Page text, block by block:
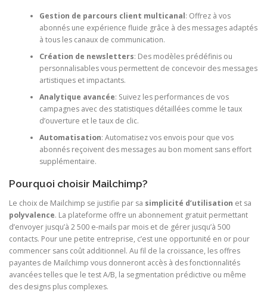
Gestion de parcours client multicanal: Offrez à vos
abonnés une expérience fluide grâce à des messages adaptés
à tous les canaux de communication.
Création de newsletters: Des modèles prédéfinis ou
personnalisables vous permettent de concevoir des messages
artistiques et impactants.
Analytique avancée: Suivez les performances de vos
campagnes avec des statistiques détaillées comme le taux
d’ouverture et le taux de clic.
Automatisation: Automatisez vos envois pour que vos
abonnés reçoivent des messages au bon moment sans effort
supplémentaire.
Pourquoi choisir Mailchimp?
Le choix de Mailchimp se justifie par sa simplicité d’utilisation et sa
polyvalence. La plateforme offre un abonnement gratuit permettant
d’envoyer jusqu’à 2 500 e-mails par mois et de gérer jusqu’à 500
contacts. Pour une petite entreprise, c’est une opportunité en or pour
commencer sans coût additionnel. Au fil de la croissance, les offres
payantes de Mailchimp vous donneront accès à des fonctionnalités
avancées telles que le test A/B, la segmentation prédictive ou même
des designs plus complexes.